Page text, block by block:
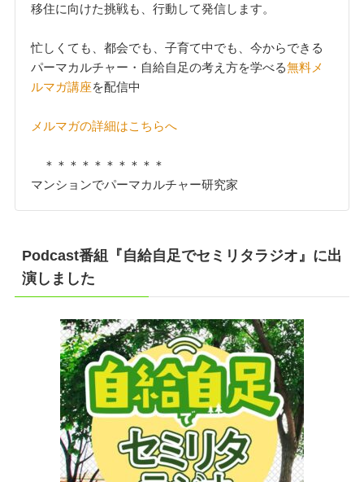
移住に向けた挑戦も、行動して発信します。
忙しくても、都会でも、子育て中でも、今からできる
パーマカルチャー・自給自足の考え方を学べる無料メ
ルマガ講座を配信中
メルマガの詳細はこちらへ
＊＊＊＊＊＊＊＊＊＊
マンションでパーマカルチャー研究家
Podcast番組『自給自足でセミリタラジオ』に出
演しました